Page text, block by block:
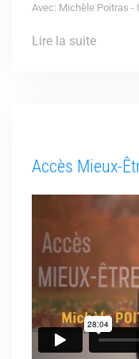
Avec: Michèle Poitras -
Lire la suite
Accès Mieux-